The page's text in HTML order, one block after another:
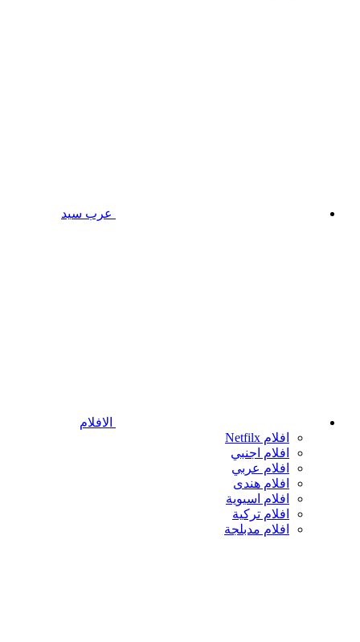
عرب سيد
الافلام
افلام Netfilx
افلام اجنبي
افلام عربي
افلام هندى
افلام اسيوية
افلام تركية
افلام مدبلجة